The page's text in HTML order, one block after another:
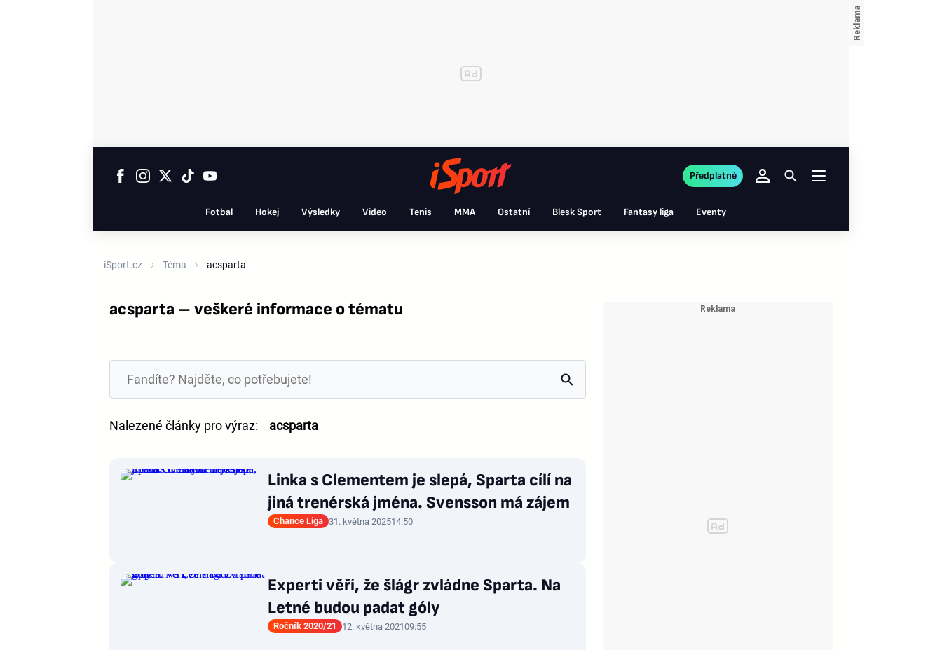
Fotbal Hokej Výsledky Video Tenis MMA Ostatní Blesk Sport Fantasy liga Eventy
Předplatné
iSport.cz Téma acsparta
acsparta – veškeré informace o tématu
Nalezené články pro výraz: acsparta
Linka s Clementem je slepá, Sparta cílí na
jiná trenérská jména. Svensson má zájem
Chance Liga 31. května 202514:50
Experti věří, že šlágr zvládne Sparta. Na
Letné budou padat góly
Ročník 2020/21 12. května 202109:55